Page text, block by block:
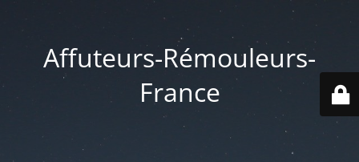
Affuteurs-Rémouleurs-
France